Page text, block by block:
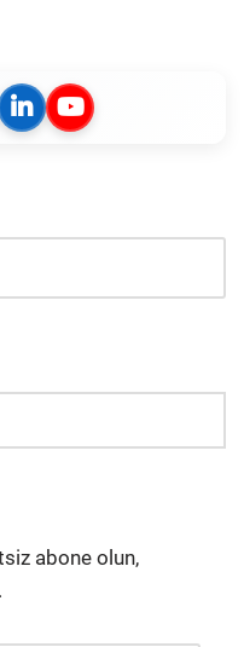
abone olun,